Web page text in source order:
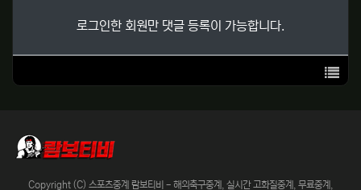
로그인한 회원만 댓글 등록이 가능합니다.
목록
Copyright (C) 스포츠중계 람보티비 - 해외축구중계, 실시간 고화질중계, 무료중계,